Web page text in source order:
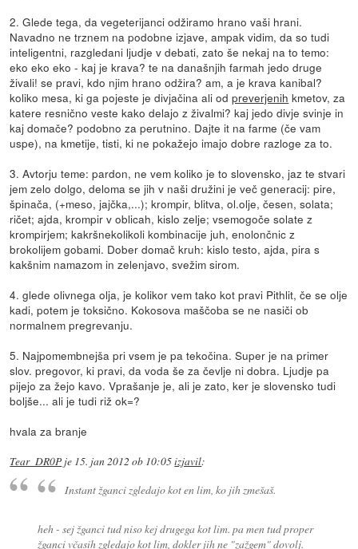
2. Glede tega, da vegeterijanci odžiramo hrano vaši hrani.
Navadno ne trznem na podobne izjave, ampak vidim, da so tudi
inteligentni, razgledani ljudje v debati, zato še nekaj na to temo:
eko eko eko - kaj je krava? te na današnjih farmah jedo druge
živali! se pravi, kdo njim hrano odžira? am, a je krava kanibal?
koliko mesa, ki ga pojeste je divjačina ali odpreverjenih kmetov, za
katere resnično veste kako delajo z živalmi? kaj jedo divje svinje in
kaj domače? podobno za perutnino. Dajte it na farme (če vam
uspe), na kmetije, tisti, ki ne pokažejo imajo dobre razloge za to.
3. Avtorju teme: pardon, ne vem koliko je to slovensko, jaz te stvari
jem zelo dolgo, deloma se jih v naši družini je več generacij: pire,
špinača, (+meso, jajčka,...); krompir, blitva, ol.olje, česen, solata;
ričet; ajda, krompir v oblicah, kislo zelje; vsemogoče solate z
krompirjem; kakršnekolikoli kombinacije juh, enolončnic z
brokolijem gobami. Dober domač kruh: kislo testo, ajda, pira s
kakšnim namazom in zelenjavo, svežim sirom.
4. glede olivnega olja, je kolikor vem tako kot pravi Pithlit, če se olje
kadi, potem je toksično. Kokosova maščoba se ne nasiči ob
normalnem pregrevanju.
5. Najpomembnejša pri vsem je pa tekočina. Super je na primer
slov. pregovor, ki pravi, da voda še za čevlje ni dobra. Ljudje pa
pijejo za žejo kavo. Vprašanje je, ali je zato, ker je slovensko tudi
boljše... ali je tudi riž ok=?
hvala za branje
Tear_DR0P je 15. jan 2012 ob 10:05izjavil:
Instant žganci zgledajo kot en lim, ko jih zmešaš.
heh - sej žganci tud niso kej drugega kot lim. pa men tud proper
žganci včasih zgledajo kot lim, dokler jih ne "zažgem" dovolj.